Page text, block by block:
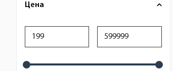
Цена
3000K, белый 61066...